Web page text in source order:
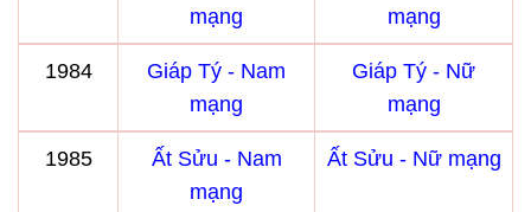
mạng
mạng
1984
Giáp Tý - Nam
mạng
Giáp Tý - Nữ
mạng
1985
Ất Sửu - Nam
mạng
Ất Sửu - Nữ mạng